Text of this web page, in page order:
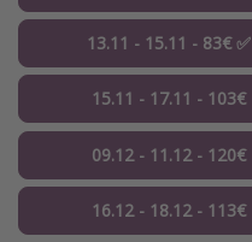
13.11 - 15.11 - 83€ ✅
15.11 - 17.11 - 103€
09.12 - 11.12 - 120€
16.12 - 18.12 - 113€